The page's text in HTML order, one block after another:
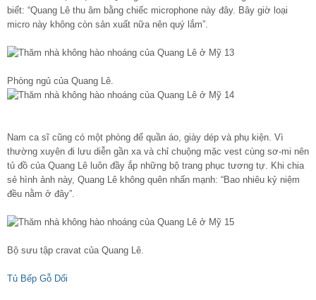
biết: “Quang Lê thu âm bằng chiếc microphone này đây. Bây giờ loại
micro này không còn sản xuất nữa nên quý lắm”.
Phòng ngủ của Quang Lê.
Nam ca sĩ cũng có một phòng để quần áo, giày dép và phụ kiện. Vì
thường xuyên đi lưu diễn gần xa và chỉ chuộng mặc vest cùng sơ-mi nên
tủ đồ của Quang Lê luôn đầy ắp những bộ trang phục tương tự. Khi chia
sẻ hình ảnh này, Quang Lê không quên nhấn mạnh: “Bao nhiêu kỷ niệm
đều nằm ở đây”.
Bộ sưu tập cravat của Quang Lê.
Tủ Bếp Gỗ Dổi